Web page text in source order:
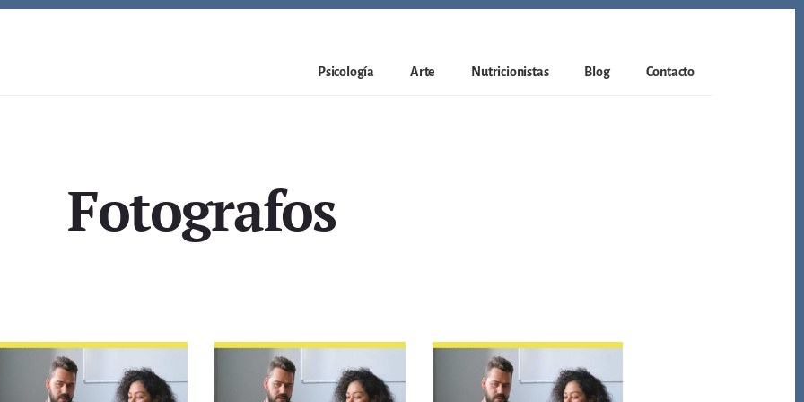
Psicología Arte Nutricionistas Blog Contacto
Fotografos